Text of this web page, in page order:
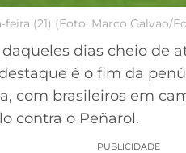
(21) (Foto: Marco Galvao/
dias cheio de
é o fim da
com brasileiros em
contra o Peñarol.
PUBLICIDADE